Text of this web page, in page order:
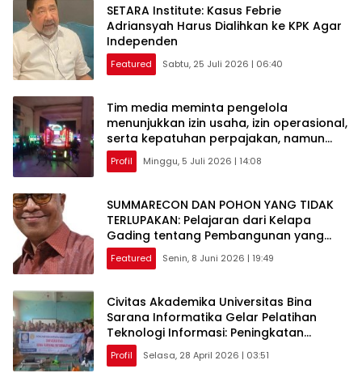
SETARA Institute: Kasus Febrie
Adriansyah Harus Dialihkan ke KPK Agar
Independen
Featured Sabtu, 25 Juli 2026 | 06:40
Tim media meminta pengelola
menunjukkan izin usaha, izin operasional,
serta kepatuhan perpajakan, namun
hingga kini belum ada penjelasan resmi.
Profil Minggu, 5 Juli 2026 | 14:08
SUMMARECON DAN POHON YANG TIDAK
TERLUPAKAN: Pelajaran dari Kelapa
Gading tentang Pembangunan yang
Berakar Sejarah
Featured Senin, 8 Juni 2026 | 19:49
Civitas Akademika Universitas Bina
Sarana Informatika Gelar Pelatihan
Teknologi Informasi: Peningkatan
Keterampilan Literasi Digital Melalui
Pemanfaatan Artificial Intelligence pada
Profil Selasa, 28 April 2026 | 03:51